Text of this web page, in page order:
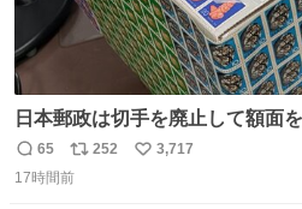
日本郵政は切手を廃止して額面
本郵政 @JapanPostHD_PR
返
信
65
リ
ポ
252
い
3,717
17時間前